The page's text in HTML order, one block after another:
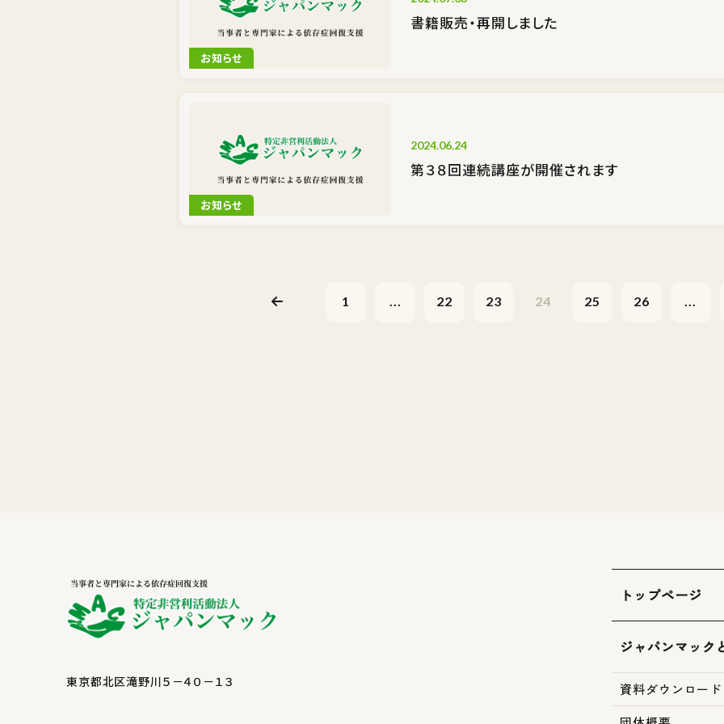
お知らせ
書籍販売・再開しました
お知らせ
2024.06.24
第３８回連続講座が開催されます
1 ... 22 23 24 25 26 ...
東京都北区滝野川５－４０－１３
トップページ
ジャパンマック
資料ダウンロード